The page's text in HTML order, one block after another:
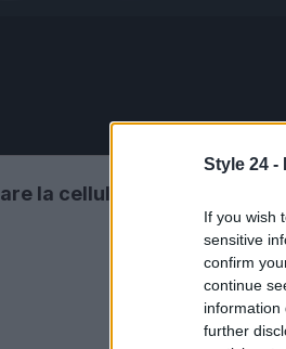
Style 24 -
If you wish
sensitive
confirm
continue
information
further
la cellulite: un chiarimento